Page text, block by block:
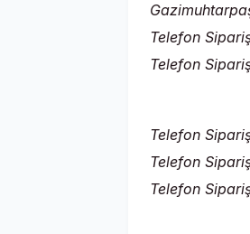
Telefon
Telefon
Telefon
Telefon
Telefon